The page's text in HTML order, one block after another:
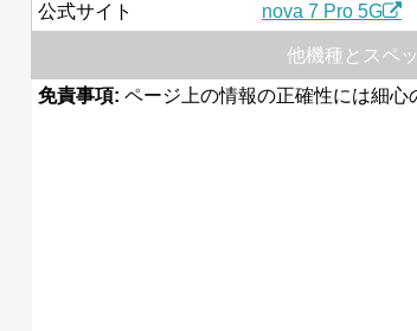
公式サイト
nova 7 Pro 5G
他機種とスペ
免責事項: ページ上の情報の正確性には細